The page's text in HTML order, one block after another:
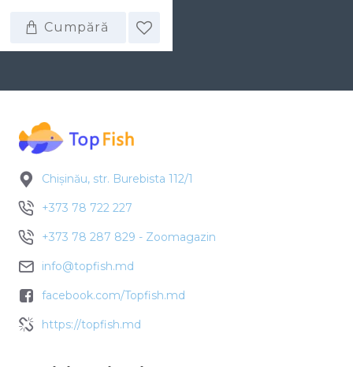
Cumpără
Chișinău, str. Burebista 112/1
+373 78 722 227
+373 78 287 829 - Zoomagazin
info@topfish.md
facebook.com/Topfish.md
https://topfish.md